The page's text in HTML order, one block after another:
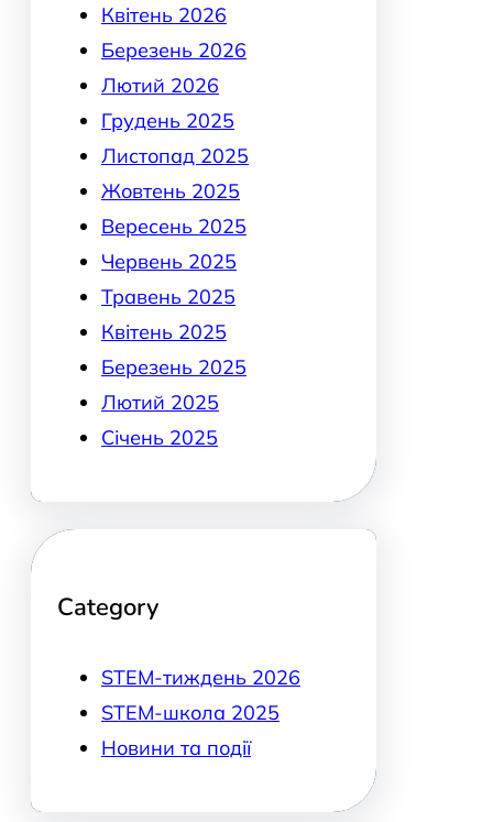
Квітень 2026
Березень 2026
Лютий 2026
Грудень 2025
Листопад 2025
Жовтень 2025
Вересень 2025
Червень 2025
Травень 2025
Квітень 2025
Березень 2025
Лютий 2025
Січень 2025
Category
STEM-тиждень 2026
STEM-школа 2025
Новини та події